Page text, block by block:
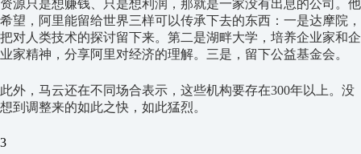
资源只是想赚钱、只是想利润，那就是一家没有出息的公司。他
希望，阿里能留给世界三样可以传承下去的东西：一是达摩院，
把对人类技术的探讨留下来。第二是湖畔大学，培养企业家和企
业家精神，分享阿里对经济的理解。三是，留下公益基金会。
此外，马云还在不同场合表示，这些机构要存在300年以上。没
想到调整来的如此之快，如此猛烈。
3